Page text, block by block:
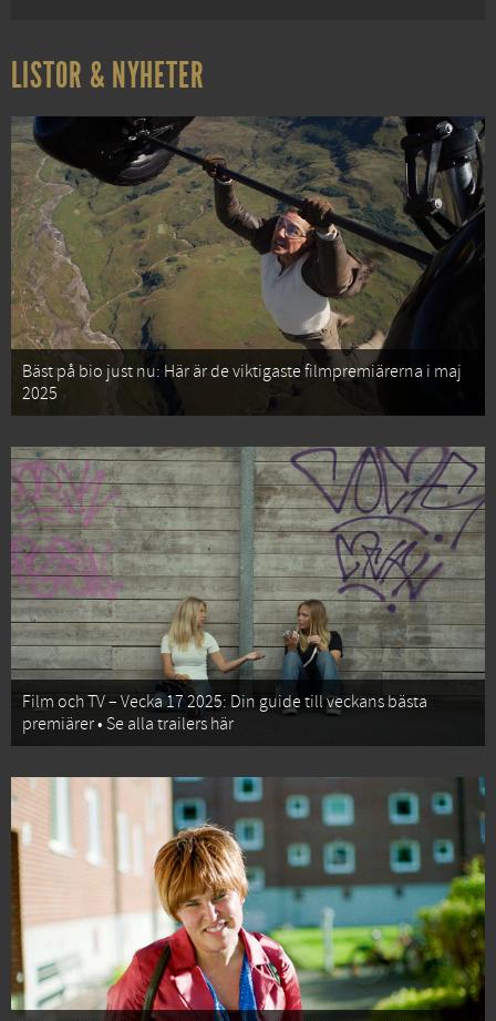
LISTOR & NYHETER
Bäst på bio just nu: Här är de viktigaste filmpremiärerna i maj
2025
Film och TV – Vecka 17 2025: Din guide till veckans bästa
premiärer • Se alla trailers här